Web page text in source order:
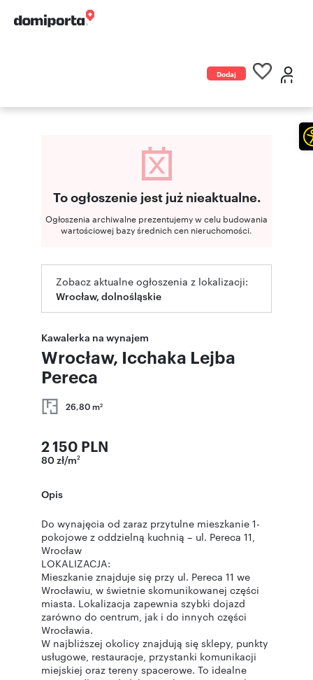
Dodaj
To ogłoszenie jest już nieaktualne.
Ogłoszenia archiwalne prezentujemy w celu budowania
wartościowej bazy średnich cen nieruchomości.
Zobacz aktualne ogłoszenia z lokalizacji:
Wrocław, dolnośląskie
Kawalerka na wynajem
Wrocław, Icchaka Lejba
Pereca
26,80 m2
2 150 PLN
80 zł/m2
Opis
Do wynajęcia od zaraz przytulne mieszkanie 1-
pokojowe z oddzielną kuchnią – ul. Pereca 11,
Wrocław
LOKALIZACJA:
Mieszkanie znajduje się przy ul. Pereca 11 we
Wrocławiu, w świetnie skomunikowanej części
miasta. Lokalizacja zapewnia szybki dojazd
zarówno do centrum, jak i do innych części
Wrocławia.
W najbliższej okolicy znajdują się sklepy, punkty
usługowe, restauracje, przystanki komunikacji
miejskiej oraz tereny spacerowe. To idealne